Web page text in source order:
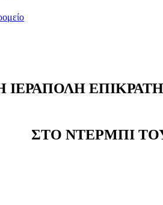
ΙΕΡΑΠΟΛΗ
ΣΤΟ ΝΤΕΡΜΠΙ